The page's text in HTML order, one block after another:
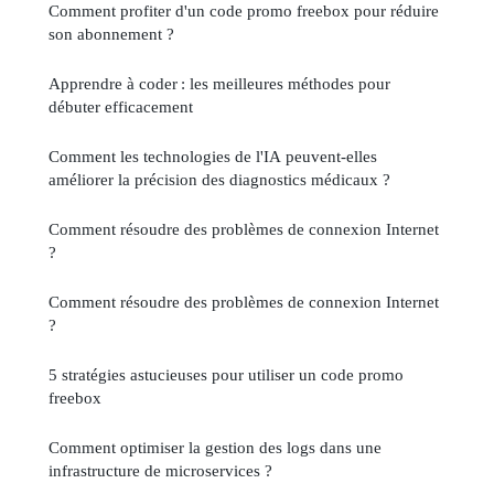
Comment profiter d'un code promo freebox pour réduire
son abonnement ?
Apprendre à coder : les meilleures méthodes pour
débuter efficacement
Comment les technologies de l'IA peuvent-elles
améliorer la précision des diagnostics médicaux ?
Comment résoudre des problèmes de connexion Internet
?
Comment résoudre des problèmes de connexion Internet
?
5 stratégies astucieuses pour utiliser un code promo
freebox
Comment optimiser la gestion des logs dans une
infrastructure de microservices ?